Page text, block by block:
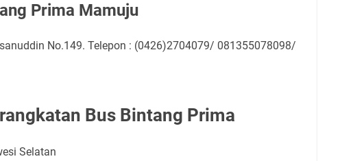
Prima Mamuju
No.149. Telepon : (0426)2704079/ 081355078098/
Bus Bintang Prima
Selatan